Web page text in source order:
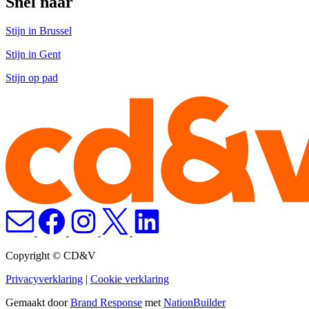
Stijn in Brussel
Stijn in Gent
Stijn op pad
Copyright © CD&V
Privacyverklaring | Cookie verklaring
Gemaakt doorBrand Response metNationBuilder